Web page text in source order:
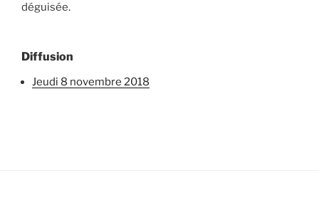
déguisée.
Diffusion
jeudi 8 novembre 2018